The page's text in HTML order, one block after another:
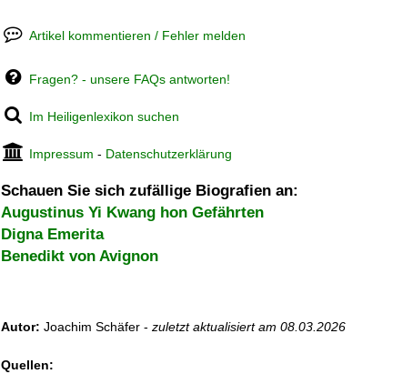
Artikel kommentieren / Fehler melden
Fragen? - unsere FAQs antworten!
Im Heiligenlexikon suchen
Impressum - Datenschutzerklärung
Schauen Sie sich zufällige Biografien an:
Augustinus Yi Kwang hon Gefährten
Digna Emerita
Benedikt von Avignon
Autor: Joachim Schäfer - zuletzt aktualisiert am 08.03.2026
Quellen: